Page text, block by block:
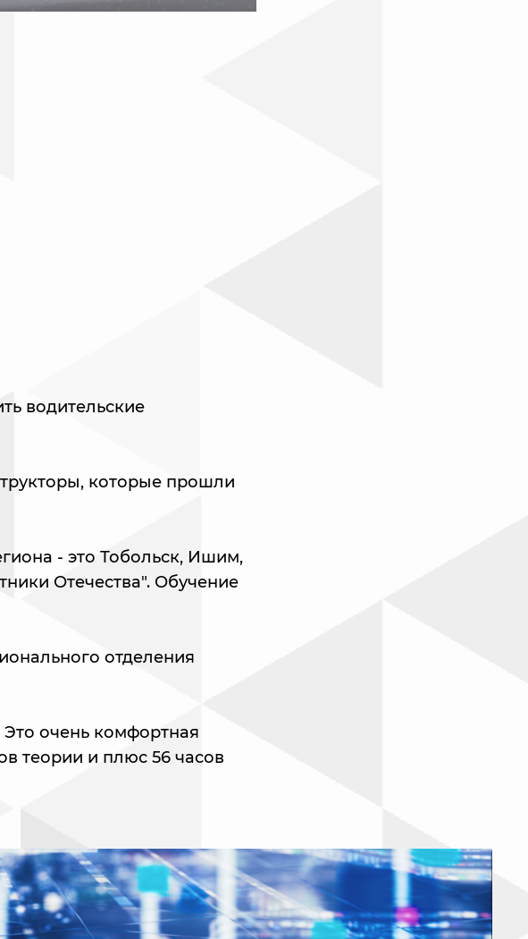
водительские
которые прошли
- это Тобольск, Ишим,
Отечества". Обучение
отделения
очень комфортная
теории и плюс 56 часов